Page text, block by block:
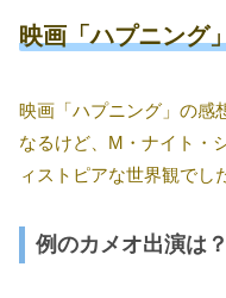
映画「ハプニング
映画「ハプニング」の感
なるけど、M・ナイト・
ィストピアな世界観でし
例のカメオ出演は？